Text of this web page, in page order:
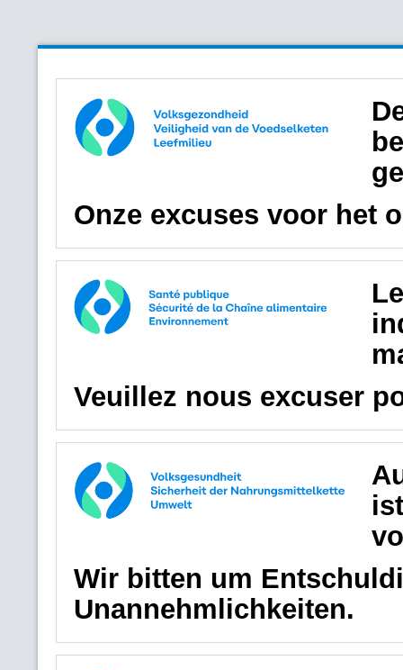
Onze excuses voor het
Veuillez nous excuser
Wir bitten um
Unannehmlichkeiten.